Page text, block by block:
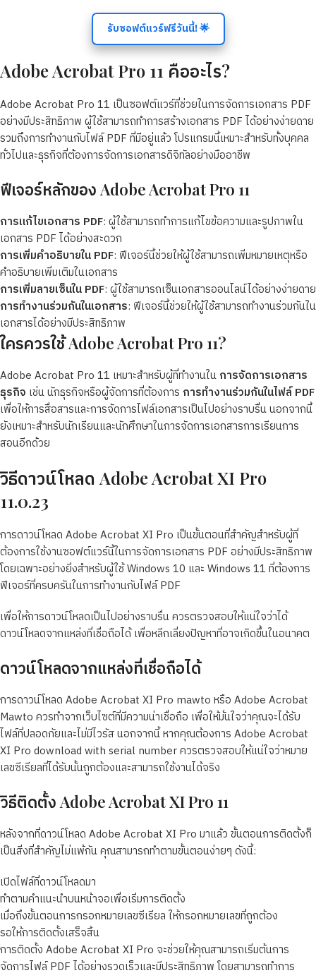
รับซอฟต์แวร์ฟรีวันนี้! 🌟
Adobe Acrobat Pro 11 คืออะไร?
Adobe Acrobat Pro 11 เป็นซอฟต์แวร์ที่ช่วยในการจัดการเอกสาร PDF
อย่างมีประสิทธิภาพ ผู้ใช้สามารถทำการสร้างเอกสาร PDF ได้อย่างง่ายดาย
รวมถึงการทำงานกับไฟล์ PDF ที่มีอยู่แล้ว โปรแกรมนี้เหมาะสำหรับทั้งบุคคล
ทั่วไปและธุรกิจที่ต้องการจัดการเอกสารดิจิทัลอย่างมืออาชีพ
ฟีเจอร์หลักของ Adobe Acrobat Pro 11
การแก้ไขเอกสาร PDF: ผู้ใช้สามารถทำการแก้ไขข้อความและรูปภาพใน
เอกสาร PDF ได้อย่างสะดวก
การเพิ่มคำอธิบายใน PDF: ฟีเจอร์นี้ช่วยให้ผู้ใช้สามารถเพิ่มหมายเหตุหรือ
คำอธิบายเพิ่มเติมในเอกสาร
การเพิ่มลายเซ็นใน PDF: ผู้ใช้สามารถเซ็นเอกสารออนไลน์ได้อย่างง่ายดาย
การทำงานร่วมกันในเอกสาร: ฟีเจอร์นี้ช่วยให้ผู้ใช้สามารถทำงานร่วมกันใน
เอกสารได้อย่างมีประสิทธิภาพ
ใครควรใช้ Adobe Acrobat Pro 11?
Adobe Acrobat Pro 11 เหมาะสำหรับผู้ที่ทำงานในการจัดการเอกสาร
ธุรกิจ เช่น นักธุรกิจหรือผู้จัดการที่ต้องการ การทำงานร่วมกันในไฟล์ PDF
เพื่อให้การสื่อสารและการจัดการไฟล์เอกสารเป็นไปอย่างราบรื่น นอกจากนี้
ยังเหมาะสำหรับนักเรียนและนักศึกษาในการจัดการเอกสารการเรียนการ
สอนอีกด้วย
วิธีดาวน์โหลด Adobe Acrobat XI Pro
11.0.23
การดาวน์โหลด Adobe Acrobat XI Pro เป็นขั้นตอนที่สำคัญสำหรับผู้ที่
ต้องการใช้งานซอฟต์แวร์นี้ในการจัดการเอกสาร PDF อย่างมีประสิทธิภาพ
โดยเฉพาะอย่างยิ่งสำหรับผู้ใช้ Windows 10 และ Windows 11 ที่ต้องการ
ฟีเจอร์ที่ครบครันในการทำงานกับไฟล์ PDF
เพื่อให้การดาวน์โหลดเป็นไปอย่างราบรื่น ควรตรวจสอบให้แน่ใจว่าได้
ดาวน์โหลดจากแหล่งที่เชื่อถือได้ เพื่อหลีกเลี่ยงปัญหาที่อาจเกิดขึ้นในอนาคต
ดาวน์โหลดจากแหล่งที่เชื่อถือได้
การดาวน์โหลด Adobe Acrobat XI Pro mawto หรือ Adobe Acrobat
Mawto ควรทำจากเว็บไซต์ที่มีความน่าเชื่อถือ เพื่อให้มั่นใจว่าคุณจะได้รับ
ไฟล์ที่ปลอดภัยและไม่มีไวรัส นอกจากนี้ หากคุณต้องการ Adobe Acrobat
XI Pro download with serial number ควรตรวจสอบให้แน่ใจว่าหมาย
เลขซีเรียลที่ได้รับนั้นถูกต้องและสามารถใช้งานได้จริง
วิธีติดตั้ง Adobe Acrobat XI Pro 11
หลังจากที่ดาวน์โหลด Adobe Acrobat XI Pro มาแล้ว ขั้นตอนการติดตั้งก็
เป็นสิ่งที่สำคัญไม่แพ้กัน คุณสามารถทำตามขั้นตอนง่ายๆ ดังนี้:
เปิดไฟล์ที่ดาวน์โหลดมา
ทำตามคำแนะนำบนหน้าจอเพื่อเริ่มการติดตั้ง
เมื่อถึงขั้นตอนการกรอกหมายเลขซีเรียล ให้กรอกหมายเลขที่ถูกต้อง
รอให้การติดตั้งเสร็จสิ้น
การติดตั้ง Adobe Acrobat XI Pro จะช่วยให้คุณสามารถเริ่มต้นการ
จัดการไฟล์ PDF ได้อย่างรวดเร็วและมีประสิทธิภาพ โดยสามารถทำการ